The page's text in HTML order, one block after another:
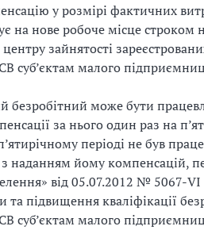
у розмірі фактичних
на нове робоче місце
зайнятості
суб’єктам малого
безробітний може бути
за нього один раз на
періоді не був
наданням йому компенсацій,
від 05.07.2012 № 5067-
та підвищення кваліфікації
суб’єктам малого